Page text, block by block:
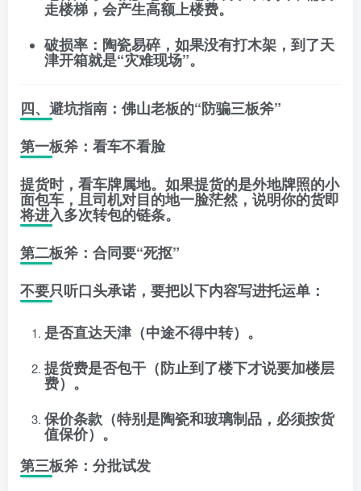
走楼梯，会产生高额上楼费。
破损率 ：陶瓷易碎，如果没有打木架，到了天
津开箱就是“灾难现场”。
四、避坑指南：佛山老板的“防骗三板斧”
第一板斧：看车不看脸
提货时，看车牌属地。如果提货的是外地牌照的小
面包车，且司机对目的地一脸茫然，说明你的货即
将进入多次转包的链条。
第二板斧：合同要“死抠”
不要只听口头承诺，要把以下内容写进托运单：
是否直达天津 （中途不得中转）。
提货费是否包干 （防止到了楼下才说要加楼层
费）。
保价条款 （特别是陶瓷和玻璃制品，必须按货
值保价）。
第三板斧：分批试发